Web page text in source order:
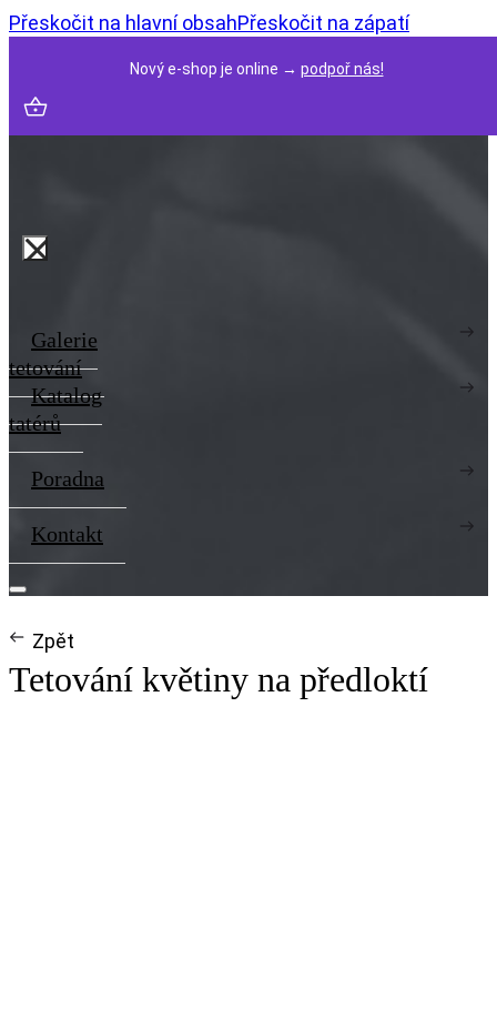
Přeskočit na hlavní obsahPřeskočit na zápatí
Nový e-shop je online → podpoř nás!
Galerie
tetování
Katalog
tatérů
Poradna
Kontakt
Zpět
Tetování květiny na předloktí